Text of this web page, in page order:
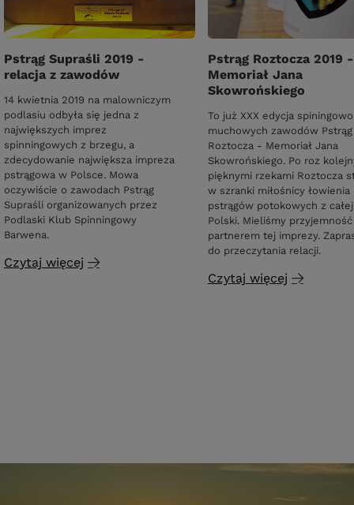
Pstrąg Supraśli 2019 -
relacja z zawodów
14 kwietnia 2019 na malowniczym
podlasiu odbyła się jedna z
największych imprez
spinningowych z brzegu, a
zdecydowanie największa impreza
pstrągowa w Polsce. Mowa
oczywiście o zawodach Pstrąg
Supraśli organizowanych przez
Podlaski Klub Spinningowy
Barwena.
Czytaj więcej
Pstrąg Roztocza 2019 -
Memoriał Jana
Skowrońskiego
To już XXX edycja
muchowych zawodów Pstrąg
Roztocza - Memoriał Jana
Skowrońskiego. Po roz
pięknymi rzekami Roztocza
w szranki miłośnicy łowienia
pstrągów potokowych z całej
Polski. Mieliśmy
partnerem tej imprezy.
do przeczytania relacji.
Czytaj więcej